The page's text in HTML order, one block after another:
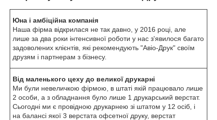
Юна і амбіційна компанія
Наша фірма відкрилася не так давно, у 2016 році, але
лише за два роки інтенсивної роботи у нас з'явилося багато
задоволених клієнтів, які рекомендують "Авіо-Друк" своїм
друзям і партнерам з бізнесу.
Від маленького цеху до великої друкарні
Ми були невеличкою фірмою, в штаті якій працювало лише
2 особи, а з обладнання було лише 1 друкарський верстат.
Сьогодні ми є провідною друкарнею зі штатом у 12 осіб, і
на балансі якої 3 верстата офсетної друку, верстат